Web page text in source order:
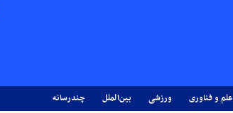
علم و فناوری ورزشی بین‌الملل چندرسانه